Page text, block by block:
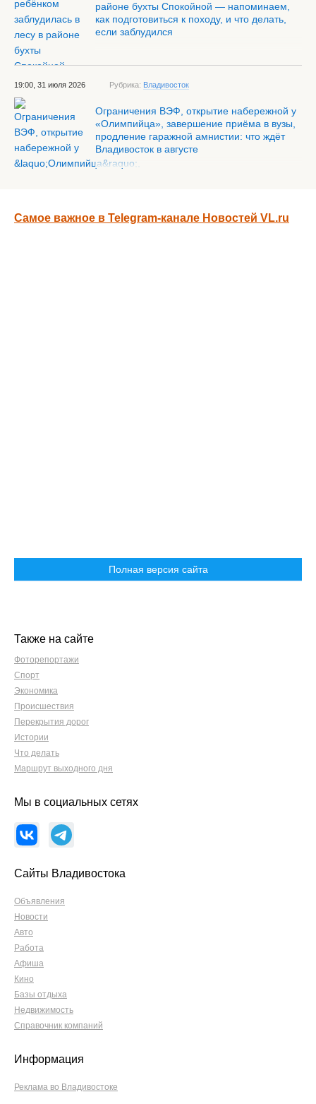
районе бухты Спокойной — напоминаем,
как подготовиться к походу, и что делать,
если заблудился
19:00, 31 июля 2026 Рубрика: Владивосток
Ограничения ВЭФ, открытие набережной у
«Олимпийца», завершение приёма в вузы,
продление гаражной амнистии: что ждёт
Владивосток в августе
Самое важное в Telegram-канале Новостей VL.ru
Полная версия сайта
Также на сайте
Фоторепортажи
Спорт
Экономика
Происшествия
Перекрытия дорог
Истории
Что делать
Маршрут выходного дня
Мы в социальных сетях
Сайты Владивостока
Объявления
Новости
Авто
Работа
Афиша
Кино
Базы отдыха
Недвижимость
Справочник компаний
Информация
Реклама во Владивостоке